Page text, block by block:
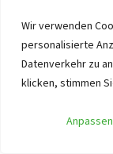
Wir verwenden
personalisierte
Datenverkehr zu
klicken, stimmen
Anpassen
Villa
7
9
Suche
Suche